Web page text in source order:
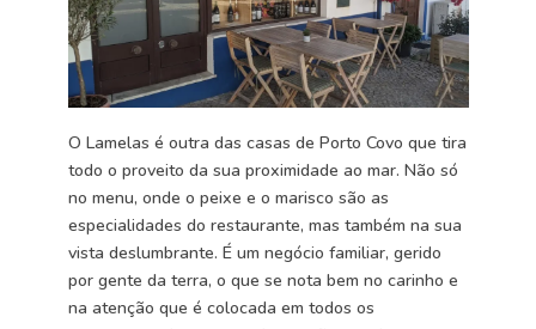
O Lamelas é outra das casas de Porto Covo que tira
todo o proveito da sua proximidade ao mar. Não só
no menu, onde o peixe e o marisco são as
especialidades do restaurante, mas também na sua
vista deslumbrante. É um negócio familiar, gerido
por gente da terra, o que se nota bem no carinho e
na atenção que é colocada em todos os